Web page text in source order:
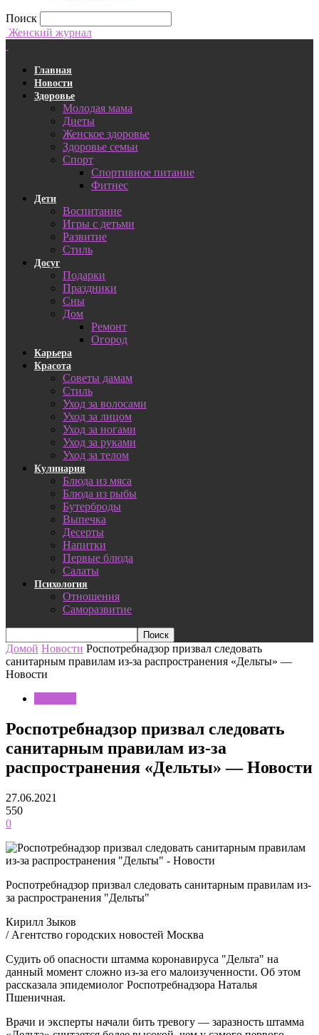
Поиск
Женский журнал
Главная
Новости
Здоровье
Молодая мама
Диеты
Женское здоровье
Здоровье семьи
Спорт
Спортивное питание
Фитнес
Дети
Воспитание
Игры с детьми
Развитие
Стиль
Досуг
Подарки
Праздники
Сны
Дом
Ремонт
Огород
Карьера
Красота
Советы дамам
Стиль
Уход за волосами
Уход за лицом
Уход за ногами
Уход за руками
Уход за телом
Кулинария
Блюда из мяса
Блюда из рыбы
Бутерброды
Выпечка
Десерты
Напитки
Первые блюда
Салаты
Психология
Отношения
Саморазвитие
Домой Новости Роспотребнадзор призвал следовать
санитарным правилам из-за распространения «Дельты» —
Новости
Роспотребнадзор призвал следовать
санитарным правилам из-за
распространения «Дельты» — Новости
27.06.2021
550
0
Роспотребнадзор призвал следовать санитарным правилам из-
за распространения "Дельты"
Кирилл Зыков
/ Агентство городских новостей Москва
Судить об опасности штамма коронавируса "Дельта" на
данный момент сложно из-за его малоизученности. Об этом
рассказала эпидемиолог Роспотребнадзора Наталья
Пшеничная.
Врачи и эксперты начали бить тревогу — заразность штамма